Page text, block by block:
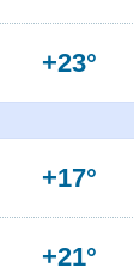
+23°
+17°
+21°